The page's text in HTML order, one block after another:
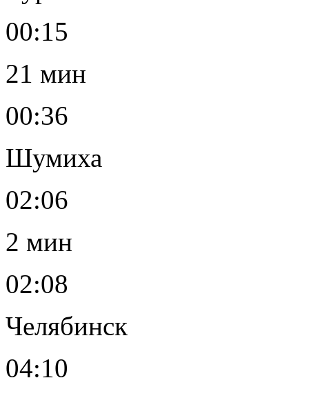
00:15
21 мин
00:36
Шумиха
02:06
2 мин
02:08
Челябинск
04:10